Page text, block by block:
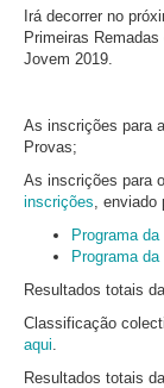
Irá decorrer no
Primeiras
Jovem 2019.
As inscrições para
Provas;
As inscrições para
inscrições, enviado
Programa
Programa
Resultados totais
Classificação
aqui.
Resultados totais